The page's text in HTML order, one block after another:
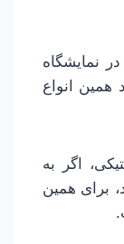
نمایشگاه
همین انواع
اگر به
برای همین